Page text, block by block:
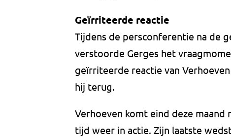
Geïrriteerde reactie
Tijdens de persconferentie na de
verstoorde Gerges het
geïrriteerde reactie van
hij terug.
Verhoeven komt eind deze maand
tijd weer in actie. Zijn laatste